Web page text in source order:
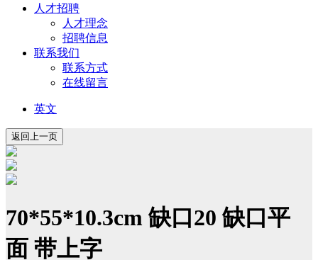
人才招聘
人才理念
招聘信息
联系我们
联系方式
在线留言
英文
70*55*10.3cm 缺口20 缺口平
面 带上字